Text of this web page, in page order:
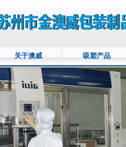
关于澳威 吸塑产品